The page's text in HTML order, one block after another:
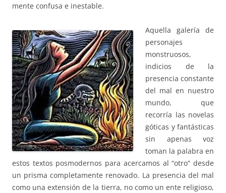
mente confusa e inestable.
Aquella galería de
personajes
monstruosos,
indicios de la
presencia constante
del mal en nuestro
mundo, que
recorría las novelas
góticas y fantásticas
sin apenas voz
toman la palabra en
estos textos posmodernos para acercamos al “otro” desde
un prisma completamente renovado. La presencia del mal
como una extensión de la tierra, no como un ente religioso,